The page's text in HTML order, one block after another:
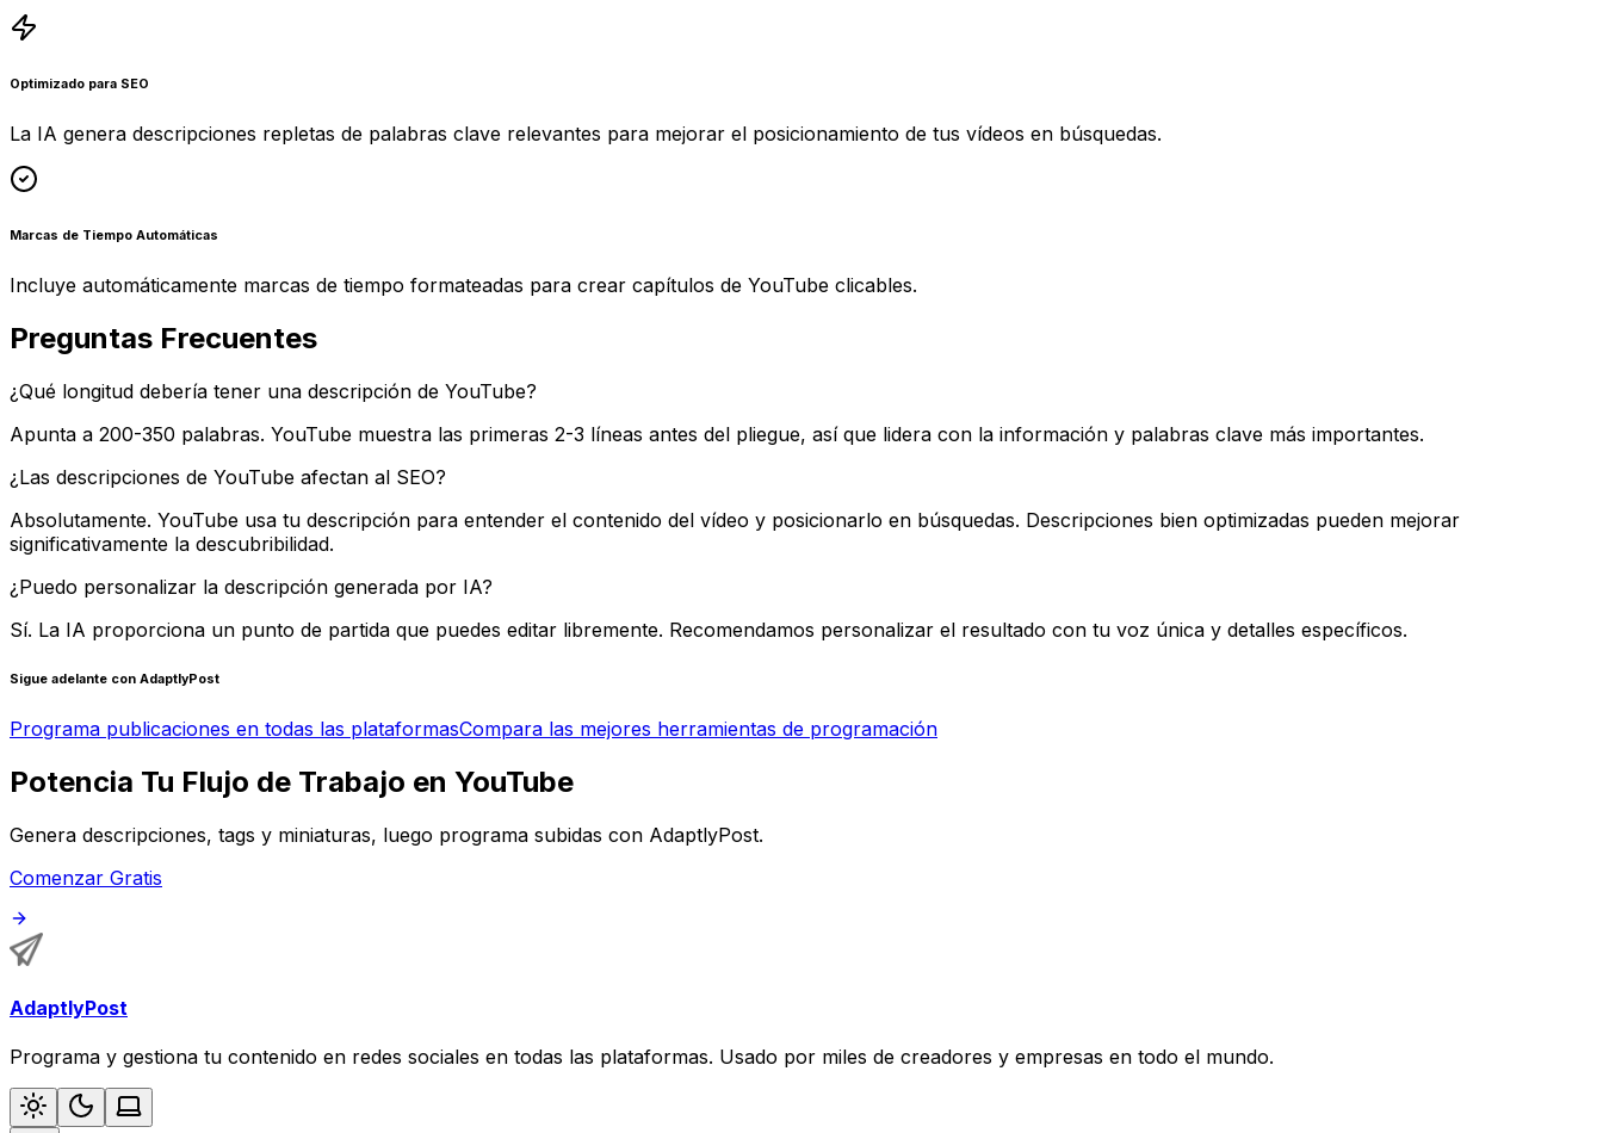
Optimizado para SEO
La IA genera descripciones repletas de palabras clave relevantes para mejorar el posicionamiento de tus vídeos en búsquedas.
Marcas de Tiempo Automáticas
Incluye automáticamente marcas de tiempo formateadas para crear capítulos de YouTube clicables.
Preguntas Frecuentes
¿Qué longitud debería tener una descripción de YouTube?
Apunta a 200-350 palabras. YouTube muestra las primeras 2-3 líneas antes del pliegue, así que lidera con la información y palabras clave más importantes.
¿Las descripciones de YouTube afectan al SEO?
Absolutamente. YouTube usa tu descripción para entender el contenido del vídeo y posicionarlo en búsquedas. Descripciones bien optimizadas pueden mejorar
significativamente la descubribilidad.
¿Puedo personalizar la descripción generada por IA?
Sí. La IA proporciona un punto de partida que puedes editar libremente. Recomendamos personalizar el resultado con tu voz única y detalles específicos.
Sigue adelante con AdaptlyPost
Programa publicaciones en todas las plataformasCompara las mejores herramientas de programación
Potencia Tu Flujo de Trabajo en YouTube
Genera descripciones, tags y miniaturas, luego programa subidas con AdaptlyPost.
Comenzar Gratis
AdaptlyPost
Programa y gestiona tu contenido en redes sociales en todas las plataformas. Usado por miles de creadores y empresas en todo el mundo.